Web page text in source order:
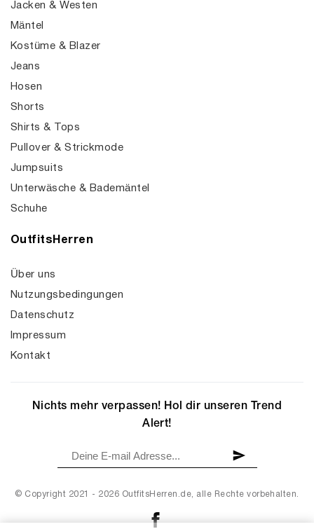
Jacken & Westen
Mäntel
Kostüme & Blazer
Jeans
Hosen
Shorts
Shirts & Tops
Pullover & Strickmode
Jumpsuits
Unterwäsche & Bademäntel
Schuhe
OutfitsHerren
Über uns
Nutzungsbedingungen
Datenschutz
Impressum
Kontakt
© Copyright 2021 - 2026 OutfitsHerren.de, alle Rechte vorbehalten.
Nichts mehr verpassen! Hol dir unseren Trend
Alert!